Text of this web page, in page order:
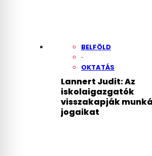
BELFÖLD
·
OKTATÁS
Lannert Judit: Az
iskolaigazgatók
visszakapják
jogaikat